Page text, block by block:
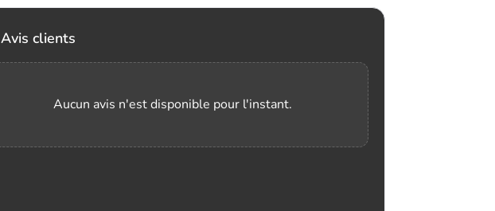
Avis clients
Aucun avis n'est disponible pour l'instant.